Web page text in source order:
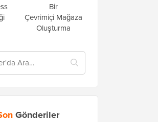
Bir
Çevrimiçi Mağaza
Oluşturma
Gönderiler